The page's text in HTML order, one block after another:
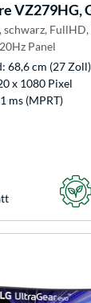
VZ279HG,
schwarz,
Panel
68,6 cm (27 Zoll)
x 1080 Pixel
ms (MPRT)